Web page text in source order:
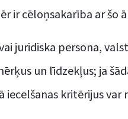
ir cēloņsakarība ar šo
juridiska persona,
un līdzekļus; ja
iecelšanas kritērijus